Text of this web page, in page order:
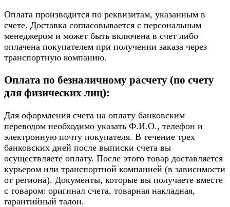
Оплата производится по реквизитам, указанным в
счете. Доставка согласовывается с персональным
менеджером и может быть включена в счет либо
оплачена покупателем при получении заказа через
транспортную компанию.
Оплата по безналичному расчету (по счету
для физических лиц):
Для оформления счета на оплату банковским
переводом необходимо указать Ф.И.О., телефон и
электронную почту покупателя. В течение трех
банковских дней после выписки счета вы
осуществляете оплату. После этого товар доставляется
курьером или транспортной компанией (в зависимости
от региона). Документы, которые вы получаете вместе
с товаром: оригинал счета, товарная накладная,
гарантийный талон.